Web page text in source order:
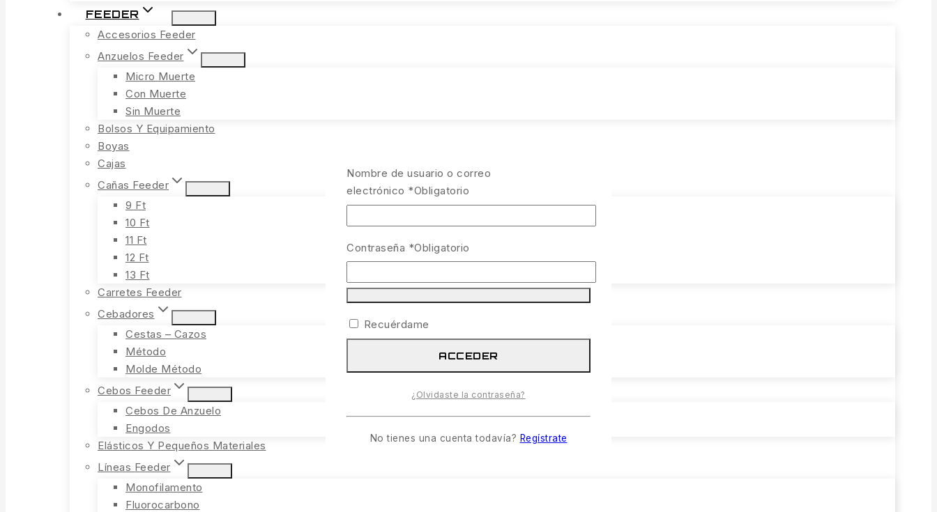
FEEDER
Accesorios Feeder
Anzuelos Feeder
Micro Muerte
Con Muerte
Sin Muerte
Bolsos Y Equipamiento
Boyas
Cajas
Cañas Feeder
9 Ft
10 Ft
11 Ft
12 Ft
13 Ft
Carretes Feeder
Cebadores
Cestas – Cazos
Método
Molde Método
Cebos Feeder
Cebos De Anzuelo
Engodos
Elásticos Y Pequeños Materiales
Líneas Feeder
Monofilamento
Fluorocarbono
Nombre de usuario o correo
electrónico *Obligatorio
Contraseña *Obligatorio
Recuérdame
ACCEDER
¿Olvidaste la contraseña?
No tienes una cuenta todavía? Regístrate